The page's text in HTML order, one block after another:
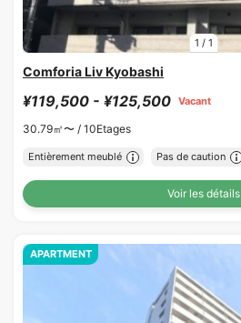
1 / 1
Comforia Liv Kyobashi
¥119,500 - ¥125,500 Vacant
30.79㎡〜 / 10Etages
Entièrement meublé Pas de caution
Voir les détails
APARTMENT